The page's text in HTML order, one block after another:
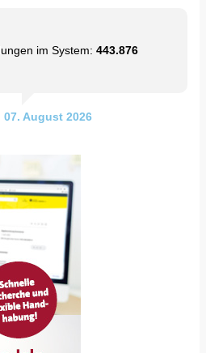
im System: 443.876
07. August 2026